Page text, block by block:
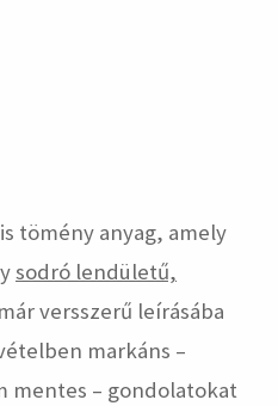
tömény anyag, amely
sodró lendületű,
versszerű leírásába
markáns –
mentes – gondolatokat